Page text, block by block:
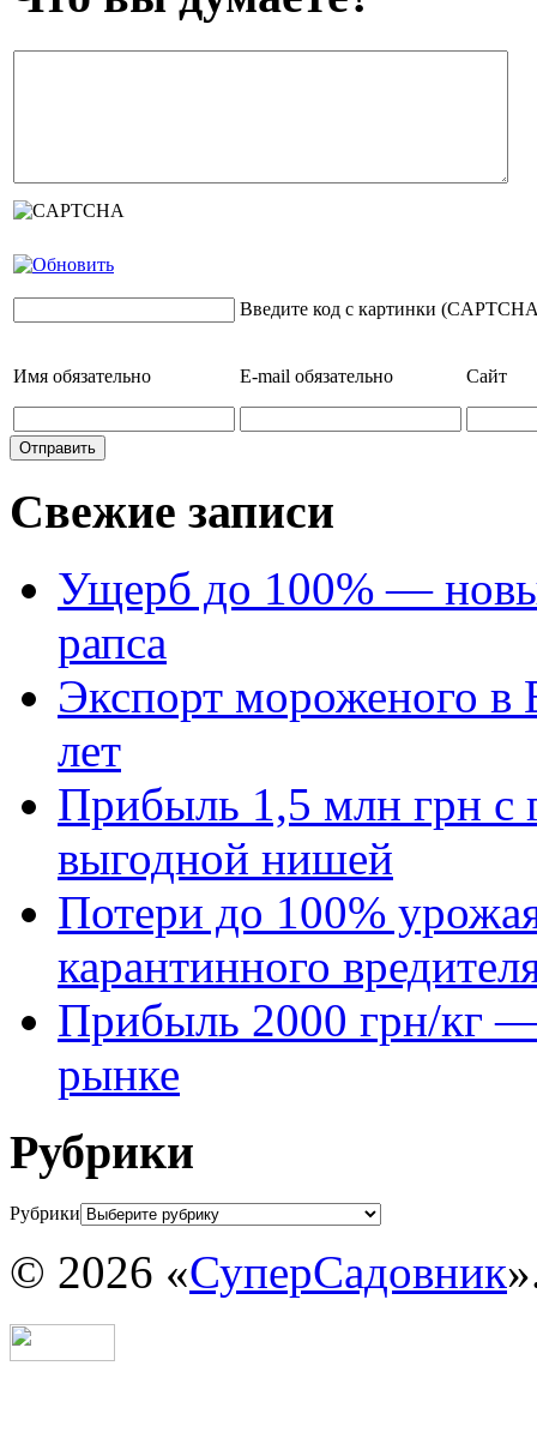
Введите код с картинки
Имя обязательно E-mail обязательно Сайт
Свежие записи
Ущерб до 100% —
рапса
Экспорт мороженого в
лет
Прибыль 1,5 млн грн с
выгодной нишей
Потери до 100%
карантинного
Прибыль 2000 грн/кг —
рынке
Рубрики
Рубрики
© 2026 «СуперСадовник